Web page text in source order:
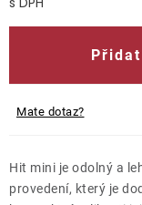
Mate dotaz?
Hit mini je odolný a
provedení, který je